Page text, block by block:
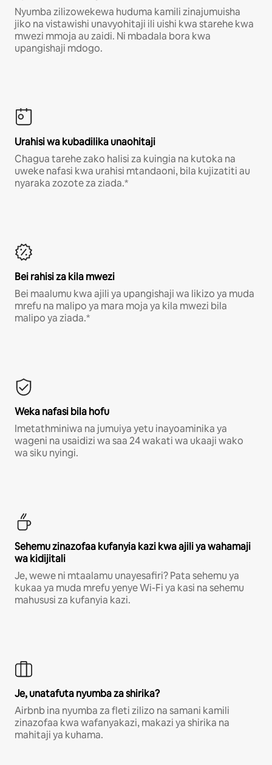
Nyumba zilizowekewa huduma kamili zinajumuisha
jiko na vistawishi unavyohitaji ili uishi kwa starehe kwa
mwezi mmoja au zaidi. Ni mbadala bora kwa
upangishaji mdogo.
Urahisi wa kubadilika unaohitaji
Chagua tarehe zako halisi za kuingia na kutoka na
uweke nafasi kwa urahisi mtandaoni, bila kujizatiti au
nyaraka zozote za ziada.*
Bei rahisi za kila mwezi
Bei maalumu kwa ajili ya upangishaji wa likizo ya muda
mrefu na malipo ya mara moja ya kila mwezi bila
malipo ya ziada.*
Weka nafasi bila hofu
Imetathminiwa na jumuiya yetu inayoaminika ya
wageni na usaidizi wa saa 24 wakati wa ukaaji wako
wa siku nyingi.
Sehemu zinazofaa kufanyia kazi kwa ajili ya wahamaji
wa kidijitali
Je, wewe ni mtaalamu unayesafiri? Pata sehemu ya
kukaa ya muda mrefu yenye Wi-Fi ya kasi na sehemu
mahususi za kufanyia kazi.
Je, unatafuta nyumba za shirika?
Airbnb ina nyumba za fleti zilizo na samani kamili
zinazofaa kwa wafanyakazi, makazi ya shirika na
mahitaji ya kuhama.